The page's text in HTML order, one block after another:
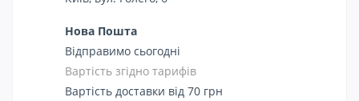
Нова Пошта
Відправимо сьогодні
Вартість згідно тарифів
Вартість доставки від 70 грн